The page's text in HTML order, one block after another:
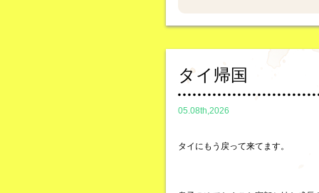
タイ帰国
05.08th,2026
タイにもう戻って来てます。